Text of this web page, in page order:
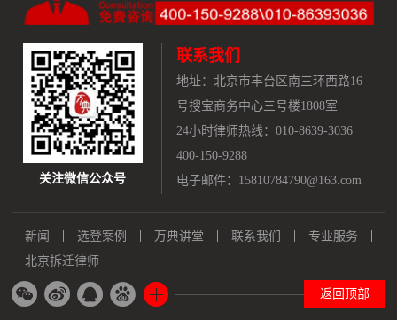
关注微信公众号
联系我们
地址： 北京市丰台区南三环西路16
号搜宝商务中心三号楼1808室
24小时律师热线：010-8639-3036
400-150-9288
电子邮件：15810784790@163.com
新闻 选登案例 万典讲堂 联系我们
专业服务
北京拆迁律师
返回顶部